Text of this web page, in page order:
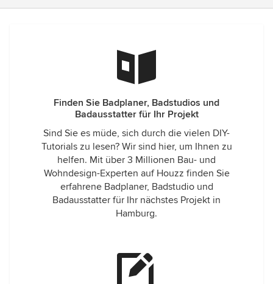
Finden Sie Badplaner, Badstudios und
Badausstatter für Ihr Projekt
Sind Sie es müde, sich durch die vielen DIY-
Tutorials zu lesen? Wir sind hier, um Ihnen zu
helfen. Mit über 3 Millionen Bau- und
Wohndesign-Experten auf Houzz finden Sie
erfahrene Badplaner, Badstudio und
Badausstatter für Ihr nächstes Projekt in
Hamburg.